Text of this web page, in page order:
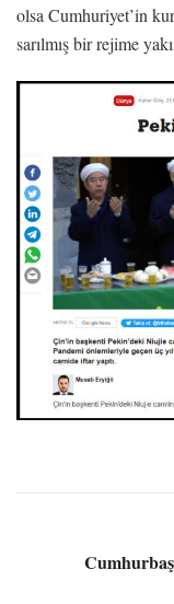
olsa Cumhuriyet’in
sarılmış bir rejime